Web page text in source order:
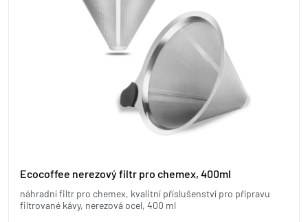
Ecocoffee nerezový filtr pro chemex, 400ml
náhradní filtr pro chemex, kvalitní příslušenství pro přípravu
filtrované kávy, nerezová ocel, 400 ml